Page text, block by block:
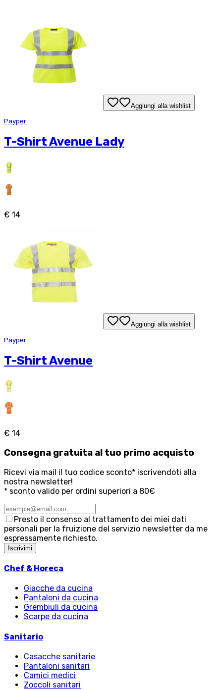
Aggiungi alla wishlist
Payper
T-Shirt Avenue Lady
€ 14
Aggiungi alla wishlist
Payper
T-Shirt Avenue
€ 14
Consegna gratuita al tuo primo acquisto
Ricevi via mail il tuo codice sconto* iscrivendoti alla
nostra newsletter!
* sconto valido per ordini superiori a 80€
Presto il consenso al trattamento dei miei dati
personali per la fruizione del servizio newsletter da me
espressamente richiesto.
Iscrivimi
Chef & Horeca
Giacche da cucina
Pantaloni da cucina
Grembiuli da cucina
Scarpe da cucina
Sanitario
Casacche sanitarie
Pantaloni sanitari
Camici medici
Zoccoli sanitari